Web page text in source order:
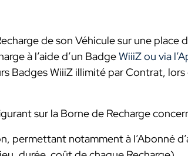
de son Véhicule sur une place
à l’aide d’un BadgeWiiiZ ou via
Badges WiiiZ illimité par Contrat,
sur la Borne de Recharge
permettant notamment à l’Abonné